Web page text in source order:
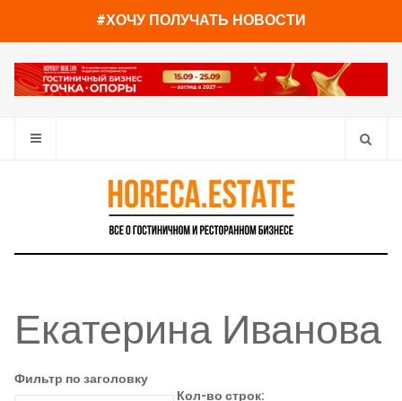
#ХОЧУ ПОЛУЧАТЬ НОВОСТИ
Екатерина Иванова
Фильтр по заголовку
Кол-во строк: